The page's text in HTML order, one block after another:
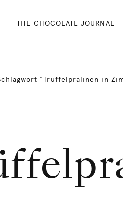
THE CHOCOLATE JOURNAL
"Trüffelpralinen in